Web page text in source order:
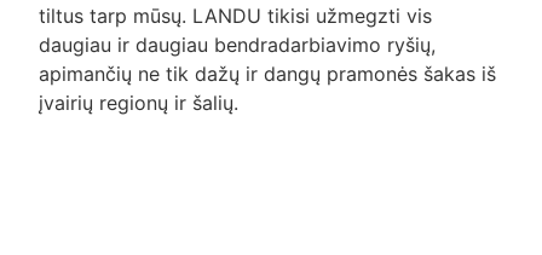
tiltus tarp mūsų. LANDU tikisi užmegzti vis
daugiau ir daugiau bendradarbiavimo ryšių,
apimančių ne tik dažų ir dangų pramonės šakas iš
įvairių regionų ir šalių.